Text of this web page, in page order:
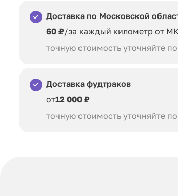
Доставка по Московской
60 ₽/за каждый километр от
точную стоимость уточняйте
Доставка фудтраков
от12 000 ₽
точную стоимость уточняйте